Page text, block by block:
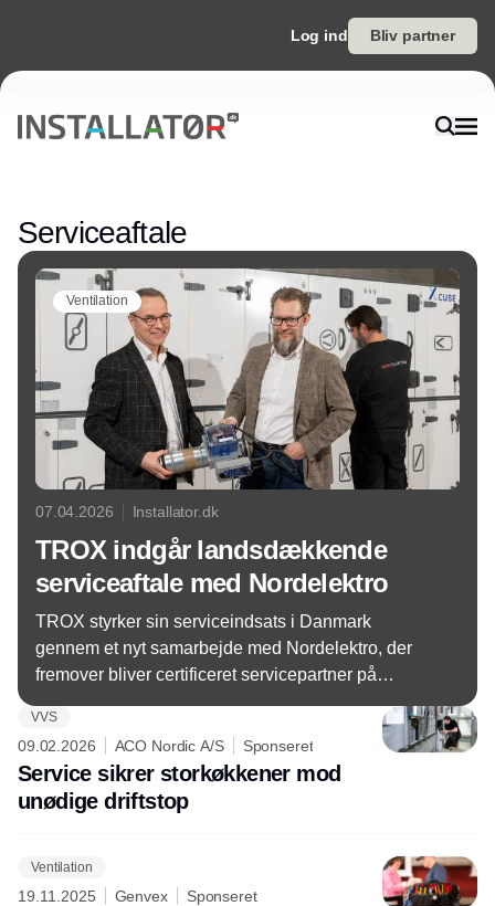
Log ind Bliv partner
Serviceaftale
Ventilation
07.04.2026 Installator.dk
TROX indgår landsdækkende
serviceaftale med Nordelektro
TROX styrker sin serviceindsats i Danmark
gennem et nyt samarbejde med Nordelektro, der
fremover bliver certificeret servicepartner på
VVS
09.02.2026 ACO Nordic A/S Sponseret
Service sikrer storkøkkener mod
unødige driftstop
Ventilation
19.11.2025 Genvex Sponseret